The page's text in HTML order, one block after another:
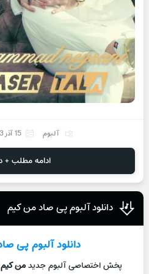
آلبوم 15 آذر 1403
ادامه مطلب +
دانلود آلبوم پی صاد من کیم
دانلود آلبومپی
پخش اختصاصی آلبوم جديدمن کیم